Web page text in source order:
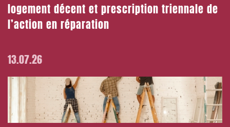
logement décent et prescription triennale de
l’action en réparation
13.07.26